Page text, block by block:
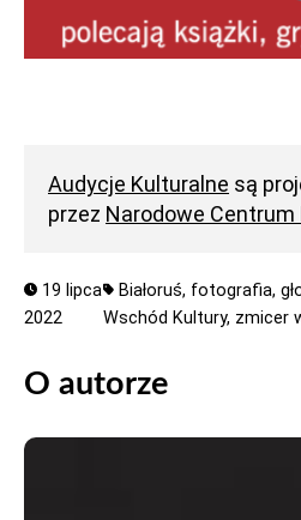
Audycje Kulturalne są
przez Narodowe Centrum
19 lipca
2022
Białoruś, fotografia,
Wschód Kultury, zmicer
O autorze